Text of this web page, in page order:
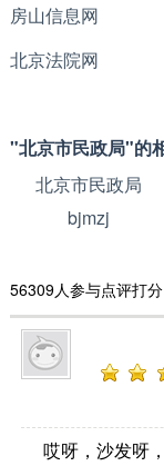
房山信息网
北京法院网
"北京市民政局"的
北京市民政局
bjmzj
56309人参与点评打分
哎呀，沙发呀